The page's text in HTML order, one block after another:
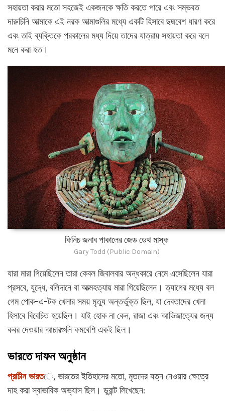
সহায়তা করার মতো সহজেই একজনকে ক্ষতি করতে পারে এবং সম্ভবত
দারুচিনি আত্মাকে এই নরক আত্মাগুলির মধ্যে একটি হিসাবে ছদ্মবেশ ধারণ করে
এবং তাই ব্যক্তিকে পরকালের মধ্য দিয়ে তাদের যাত্রায় সহায়তা করে বলে
মনে করা হত।
কিনিচ জনাব পাকালের জেড ডেথ মাস্ক
Gary Todd (Public Domain)
যারা মারা গিয়েছিলেন তারা কেবল জিবালবার অন্ধকারে নেমে এসেছিলেন যারা
প্রসবে, যুদ্ধে, বলিদানে বা আত্মহত্যায় মারা গিয়েছিলেন। ত্যাগের মধ্যে বল
গেম পোক-এ-টক খেলার সময় মৃত্যু অন্তর্ভুক্ত ছিল, যা দেবতাদের খেলা
হিসাবে বিবেচিত হয়েছিল। যাই হোক না কেন, রাজা এবং আভিজাত্যের জন্য
কবর দেওয়ার আচারগুলি কমবেশি একই ছিল।
ভারতে দাফন অনুষ্ঠান
প্রাচীন ভারতে, ভারতের ইতিহাসের মতো, মৃতদের যত্ন নেওয়ার ক্ষেত্রে
দাহ করা স্বাভাবিক অভ্যাস ছিল। ডুরান্ট লিখেছেন: